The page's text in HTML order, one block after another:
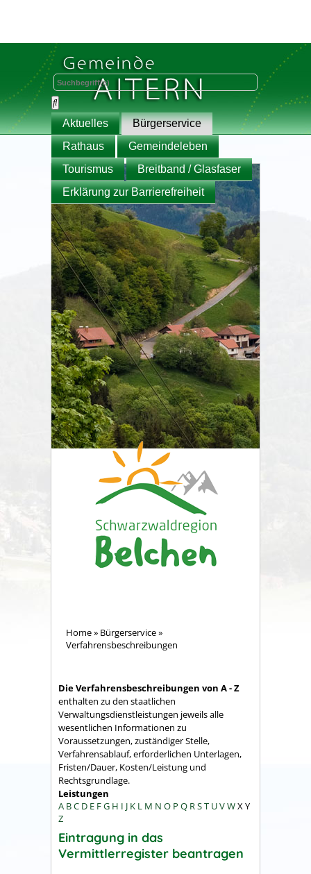
Aktuelles
Bürgerservice
Rathaus
Gemeindeleben
Tourismus
Breitband / Glasfaser
Erklärung zur Barrierefreiheit
Home» Bürgerservice»
Verfahrensbeschreibungen
Die Verfahrensbeschreibungen von A - Z
enthalten zu den staatlichen
Verwaltungsdienstleistungen jeweils alle
wesentlichen Informationen zu
Voraussetzungen, zuständiger Stelle,
Verfahrensablauf, erforderlichen Unterlagen,
Fristen/Dauer, Kosten/Leistung und
Rechtsgrundlage.
Leistungen
A BC D E FG H I J K L M N O P Q RST UVWX Y
Z
Eintragung in das
Vermittlerregister beantragen